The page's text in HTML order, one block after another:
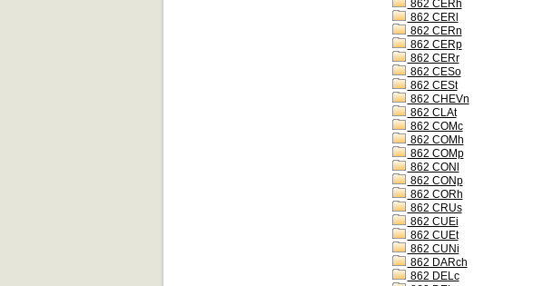
862 CERh
862 CERl
862 CERn
862 CERp
862 CERr
862 CESo
862 CESt
862 CHEVn
862 CLAt
862 COMc
862 COMh
862 COMp
862 CONl
862 CONp
862 CORh
862 CRUs
862 CUEi
862 CUEt
862 CUNi
862 DARch
862 DELc